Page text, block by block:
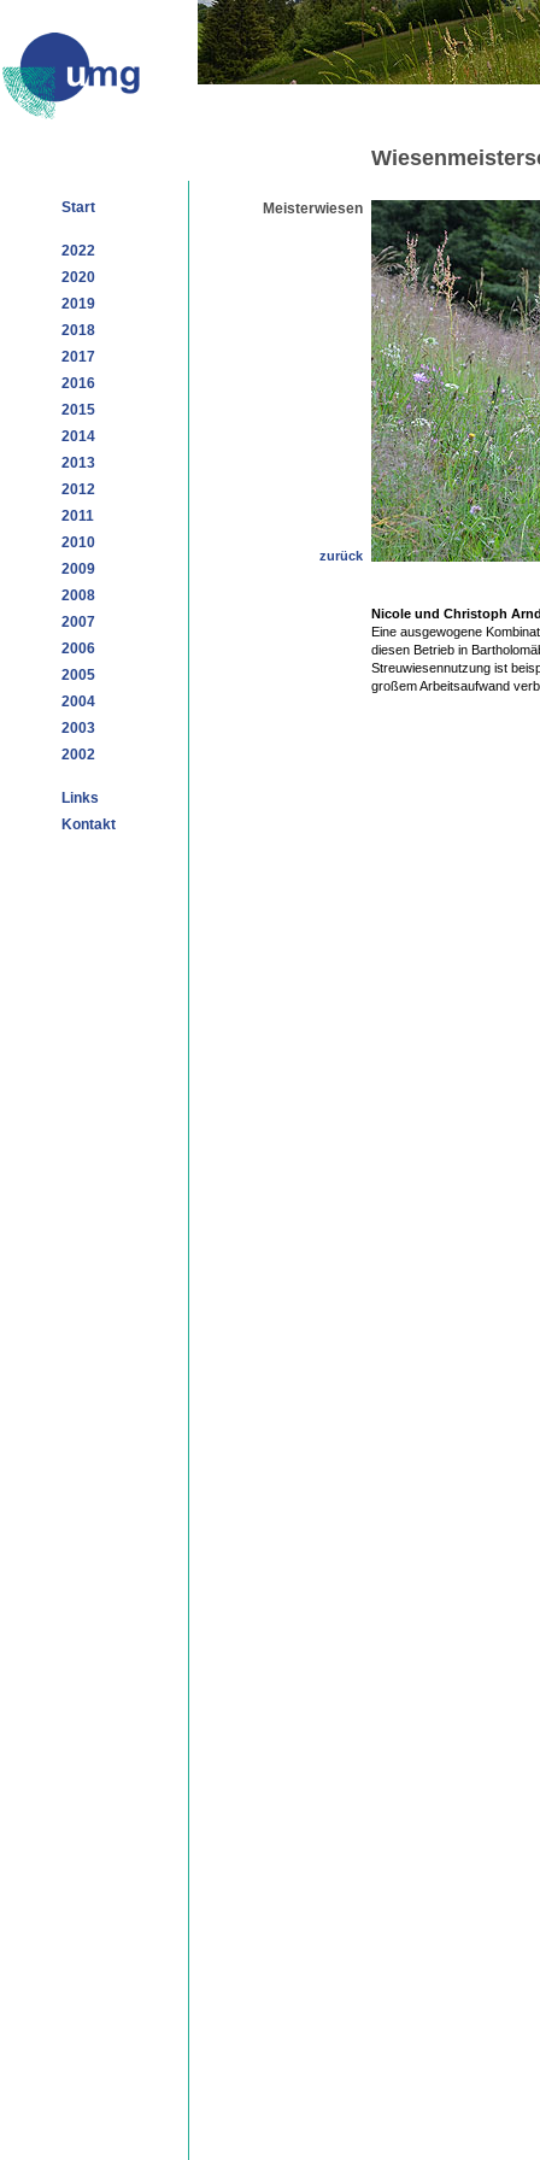
Start
2022
2020
2019
2018
2017
2016
2015
2014
2013
2012
2011
2010
2009
2008
2007
2006
2005
2004
2003
2002
Links
Kontakt
Meisterwiesen
zurück
Nicole und Christoph
Eine ausgewogene
diesen Betrieb in
Streuwiesennutzung ist
großem Arbeitsaufwand